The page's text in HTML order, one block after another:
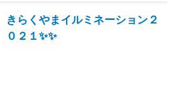
きらくやまイルミネーション２
０２１✨✨